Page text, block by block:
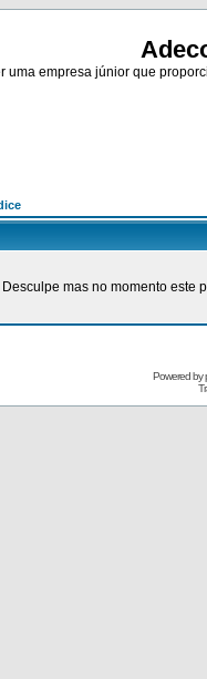
uma empresa júnior que
Desculpe mas no momento este
Powered by